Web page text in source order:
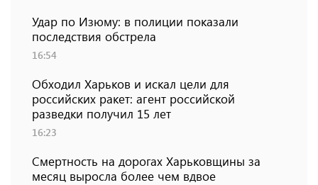
Удар по Изюму: в полиции показали
последствия обстрела
16:54
Обходил Харьков и искал цели для
российских ракет: агент российской
разведки получил 15 лет
16:23
Смертность на дорогах Харьковщины за
месяц выросла более чем вдвое